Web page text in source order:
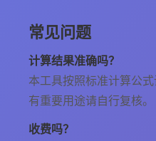
常见问题
计算结果准确吗？
本工具按照标准计算公
有重要用途请自行复核。
收费吗？